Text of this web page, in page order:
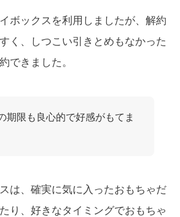
ボックスを利用しましたが、解約
く、しつこい引きとめもなかった
できました。
期限も良心的で好感がもてま
は、確実に気に入ったおもちゃだ
り、好きなタイミングでおもちゃ